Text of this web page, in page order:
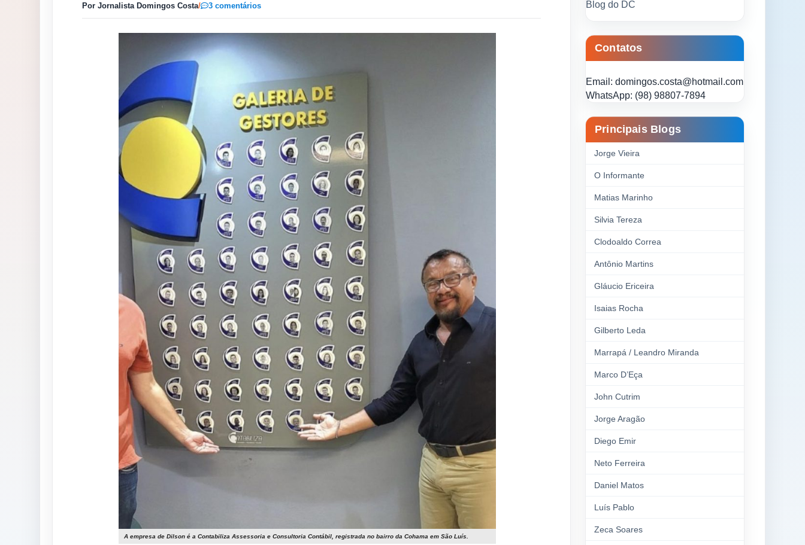
Por Jornalista Domingos Costa/ 3 comentários
A empresa de Dilson é a Contabiliza Assessoria e Consultoria Contábil, registrada no bairro da Cohama em São Luís.
Blog do DC
Contatos
Email: domingos.costa@hotmail.com
WhatsApp: (98) 98807-7894
Principais Blogs
Jorge Vieira
O Informante
Matias Marinho
Silvia Tereza
Clodoaldo Correa
Antônio Martins
Gláucio Ericeira
Isaias Rocha
Gilberto Leda
Marrapá / Leandro Miranda
Marco D’Eça
John Cutrim
Jorge Aragão
Diego Emir
Neto Ferreira
Daniel Matos
Luís Pablo
Zeca Soares